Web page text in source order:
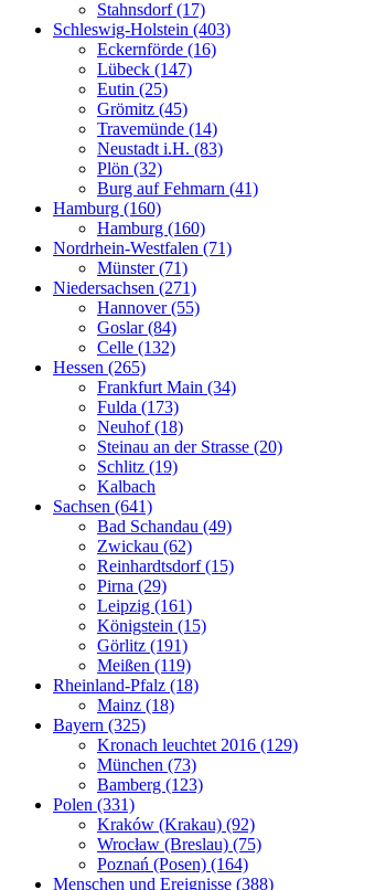
Stahnsdorf (17)
Schleswig-Holstein (403)
Eckernförde (16)
Lübeck (147)
Eutin (25)
Grömitz (45)
Travemünde (14)
Neustadt i.H. (83)
Plön (32)
Burg auf Fehmarn (41)
Hamburg (160)
Hamburg (160)
Nordrhein-Westfalen (71)
Münster (71)
Niedersachsen (271)
Hannover (55)
Goslar (84)
Celle (132)
Hessen (265)
Frankfurt Main (34)
Fulda (173)
Neuhof (18)
Steinau an der Strasse (20)
Schlitz (19)
Kalbach
Sachsen (641)
Bad Schandau (49)
Zwickau (62)
Reinhardtsdorf (15)
Pirna (29)
Leipzig (161)
Königstein (15)
Görlitz (191)
Meißen (119)
Rheinland-Pfalz (18)
Mainz (18)
Bayern (325)
Kronach leuchtet 2016 (129)
München (73)
Bamberg (123)
Polen (331)
Kraków (Krakau) (92)
Wrocław (Breslau) (75)
Poznań (Posen) (164)
Menschen und Ereignisse (388)